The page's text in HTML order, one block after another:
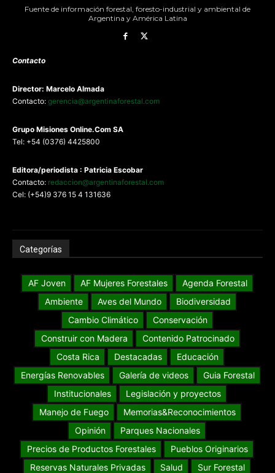
Fuente de información forestal, foresto-industrial y ambiental de
Argentina y América Latina
Contacto
Director: Marcelo Almada
Contacto: gerencia@argentinaforestal.com
Grupo Misiones Online.Com SA
Tel: +54 (0376) 4425800
Editora/periodista : Patricia Escobar
Contacto: redaccion@argentinaforestal.com
Cel: (+54)9 376 15 4 131636
Categorías
AF Joven AF Mujeres Forestales
Agenda Forestal
Ambiente
Aves del Mundo
Biodiversidad
Cambio Climático
Conservación
Construir con Madera
Contenido Patrocinado
Costa Rica
Destacadas
Educación
Energías Renovables
Galería de videos
Guia Forestal
Institucionales
Legislación y proyectos
Manejo de Fuego
Memorias&Reconocimientos
Opinión
Parques Nacionales
Precios de Productos Forestales
Pueblos Originarios
Reservas Naturales Privadas
Salud
Sur Forestal